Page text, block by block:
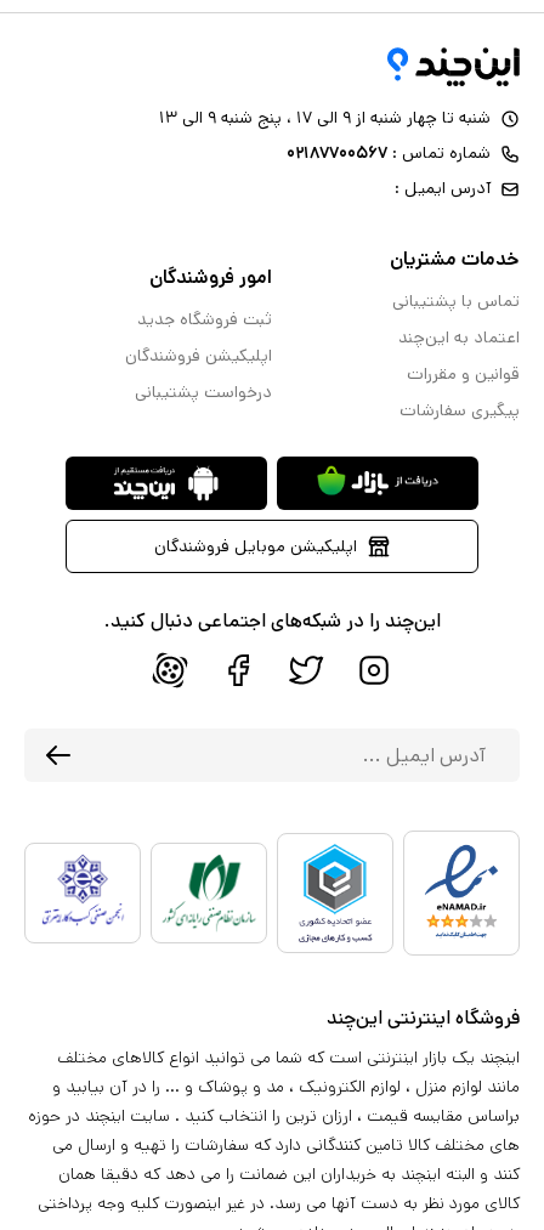
شنبه تا چهار شنبه از ۹ الی ۱۷ ، پنج شنبه ۹ الی ۱۳
شماره تماس : ۰۲۱۸۷۷۰۰۵۶۷
آدرس ایمیل :
خدمات مشتریان
تماس با پشتیبانی
اعتماد به این‌چند
قوانین و مقررات
پیگیری سفارشات
امور فروشندگان
ثبت فروشگاه جدید
اپلیکیشن فروشندگان
درخواست پشتیبانی
اپلیکیشن موبایل فروشندگان
این‌چند را در شبکه‌های اجتماعی دنبال کنید.
فروشگاه اینترنتی این‌چند
اینچند یک بازار اینترنتی است که شما می توانید انواع کالاهای مختلف
مانند لوازم منزل ، لوازم الکترونیک ، مد و پوشاک و ... را در آن بیابید و
براساس مقایسه قیمت ، ارزان ترین را انتخاب کنید . سایت اینچند در حوزه
های مختلف کالا تامین کنندگانی دارد که سفارشات را تهیه و ارسال می
کنند و البته اینچند به خریداران این ضمانت را می دهد که دقیقا همان
کالای مورد نظر به دست آنها می رسد. در غیر اینصورت کلیه وجه پرداختی